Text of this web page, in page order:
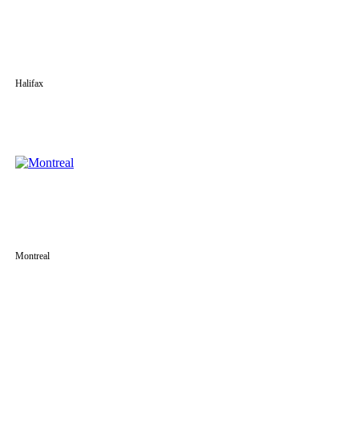
Halifax
Montreal